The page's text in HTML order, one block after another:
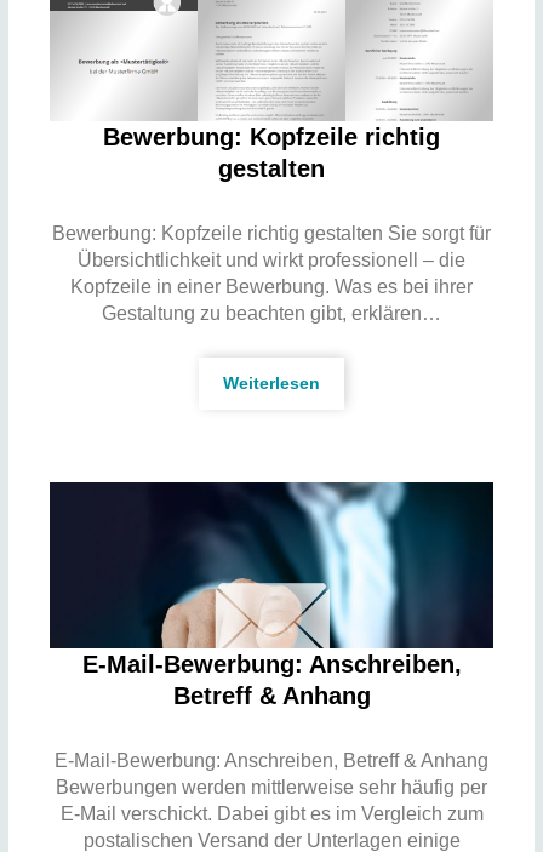
Bewerbung: Kopfzeile richtig
gestalten
Bewerbung: Kopfzeile richtig gestalten Sie sorgt für
Übersichtlichkeit und wirkt professionell – die
Kopfzeile in einer Bewerbung. Was es bei ihrer
Gestaltung zu beachten gibt, erklären…
Weiterlesen
E-Mail-Bewerbung: Anschreiben,
Betreff & Anhang
E-Mail-Bewerbung: Anschreiben, Betreff & Anhang
Bewerbungen werden mittlerweise sehr häufig per
E-Mail verschickt. Dabei gibt es im Vergleich zum
postalischen Versand der Unterlagen einige